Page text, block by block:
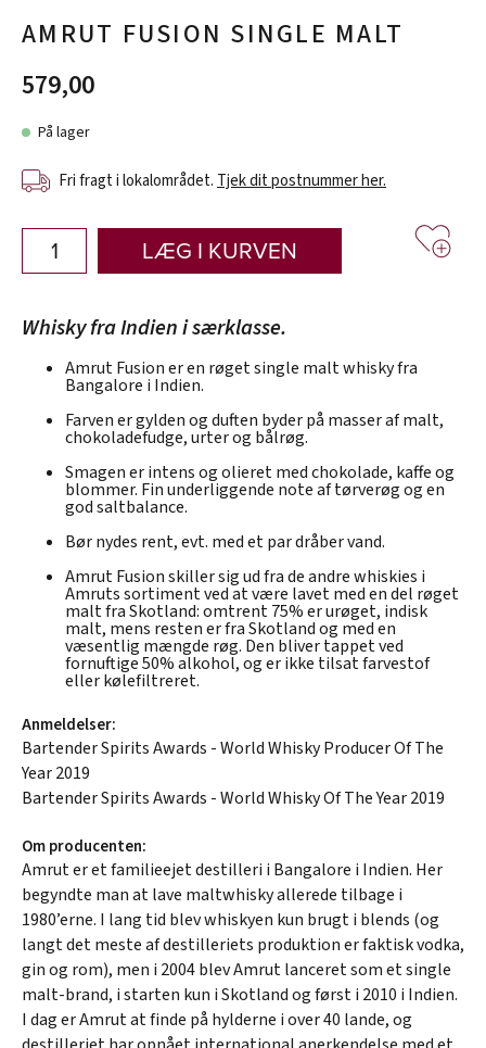
AMRUT FUSION SINGLE MALT
579,00
På lager
Fri fragt i lokalområdet. Tjek dit postnummer her.
LÆG I KURVEN
Whisky fra Indien i særklasse.
Amrut Fusion er en røget single malt whisky fra
Bangalore i Indien.
Farven er gylden og duften byder på masser af malt,
chokoladefudge, urter og bålrøg.
Smagen er intens og olieret med chokolade, kaffe og
blommer. Fin underliggende note af tørverøg og en
god saltbalance.
Bør nydes rent, evt. med et par dråber vand.
Amrut Fusion skiller sig ud fra de andre whiskies i
Amruts sortiment ved at være lavet med en del røget
malt fra Skotland: omtrent 75% er urøget, indisk
malt, mens resten er fra Skotland og med en
væsentlig mængde røg. Den bliver tappet ved
fornuftige 50% alkohol, og er ikke tilsat farvestof
eller kølefiltreret.
Anmeldelser:
Bartender Spirits Awards - World Whisky Producer Of The
Year 2019
Bartender Spirits Awards - World Whisky Of The Year 2019
Om producenten:
Amrut er et familieejet destilleri i Bangalore i Indien. Her
begyndte man at lave maltwhisky allerede tilbage i
1980’erne. I lang tid blev whiskyen kun brugt i blends (og
langt det meste af destilleriets produktion er faktisk vodka,
gin og rom), men i 2004 blev Amrut lanceret som et single
malt-brand, i starten kun i Skotland og først i 2010 i Indien.
I dag er Amrut at finde på hylderne i over 40 lande, og